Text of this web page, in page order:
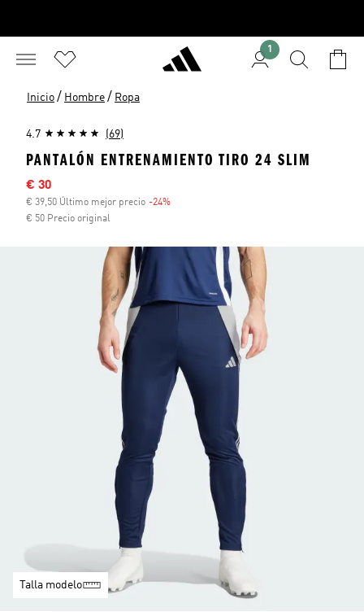
1
Inicio / Hombre / Ropa
4.7 (69)
PANTALÓN ENTRENAMIENTO TIRO 24 SLIM
Precio rebajado
€ 30
€ 39,50 Último mejor precio -24%
€ 50 Precio original
Talla modelo